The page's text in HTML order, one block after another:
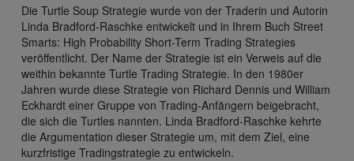
Die Turtle Soup Strategie wurde von der Traderin und Autorin
Linda Bradford-Raschke entwickelt und in Ihrem Buch Street
Smarts: High Probability Short-Term Trading Strategies
veröffentlicht. Der Name der Strategie ist ein Verweis auf die
weithin bekannte Turtle Trading Strategie. In den 1980er
Jahren wurde diese Strategie von Richard Dennis und William
Eckhardt einer Gruppe von Trading-Anfängern beigebracht,
die sich die Turtles nannten. Linda Bradford-Raschke kehrte
die Argumentation dieser Strategie um, mit dem Ziel, eine
kurzfristige Tradingstrategie zu entwickeln.